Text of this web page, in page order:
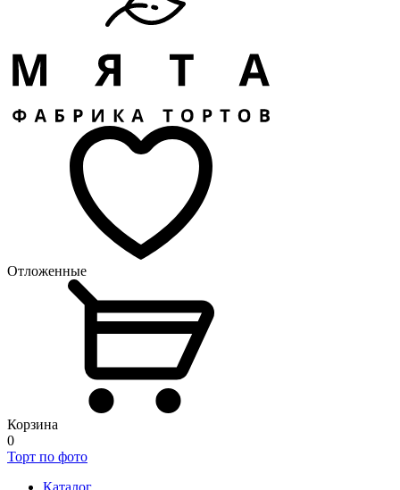
Отложенные
Корзина
0
Торт по фото
Каталог